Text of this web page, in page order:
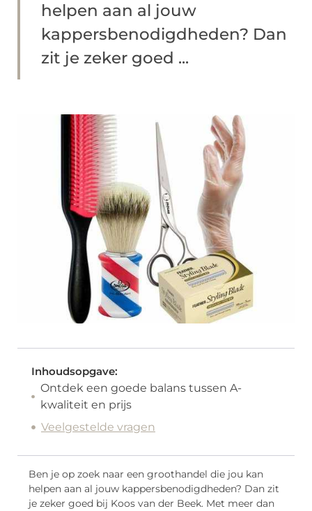
helpen aan al jouw
kappersbenodigdheden? Dan
zit je zeker goed ...
Inhoudsopgave:
Ontdek een goede balans tussen A-
kwaliteit en prijs
Veelgestelde vragen
Ben je op zoek naar een groothandel die jou kan
helpen aan al jouw kappersbenodigdheden? Dan zit
je zeker goed bij Koos van der Beek. Met meer dan